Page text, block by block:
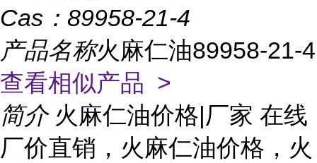
Cas： 89958-21-4
产品名称火麻仁油89958-21-4
查看相似产品 >
简介 火麻仁油价格|厂家 在线
厂价直销，火麻仁油价格，火